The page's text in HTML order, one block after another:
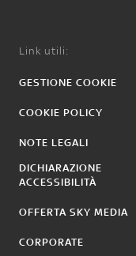
Link utili:
GESTIONE COOKIE
COOKIE POLICY
NOTE LEGALI
DICHIARAZIONE
ACCESSIBILITÀ
OFFERTA SKY MEDIA
CORPORATE